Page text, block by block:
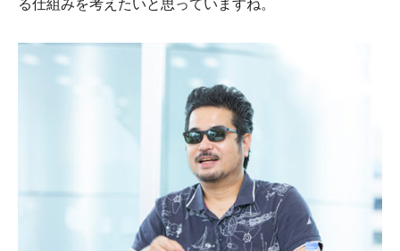
る仕組みを考えたいと思っていますね。